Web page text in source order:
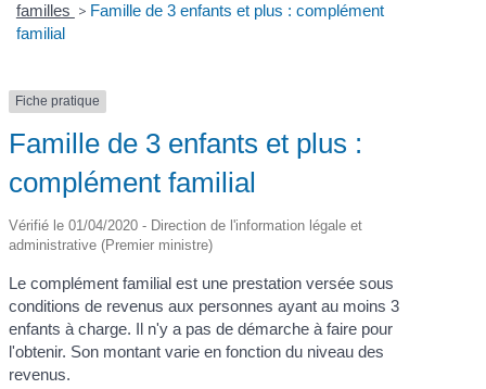
familles > Famille de 3 enfants et plus : complément
familial
Fiche pratique
Famille de 3 enfants et plus :
complément familial
Vérifié le 01/04/2020 - Direction de l'information légale et
administrative (Premier ministre)
Le complément familial est une prestation versée sous
conditions de revenus aux personnes ayant au moins 3
enfants à charge. Il n'y a pas de démarche à faire pour
l'obtenir. Son montant varie en fonction du niveau des
revenus.